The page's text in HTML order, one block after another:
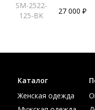
SM-2522-
125-BK
27 000 ₽
Каталог
Женская одежда